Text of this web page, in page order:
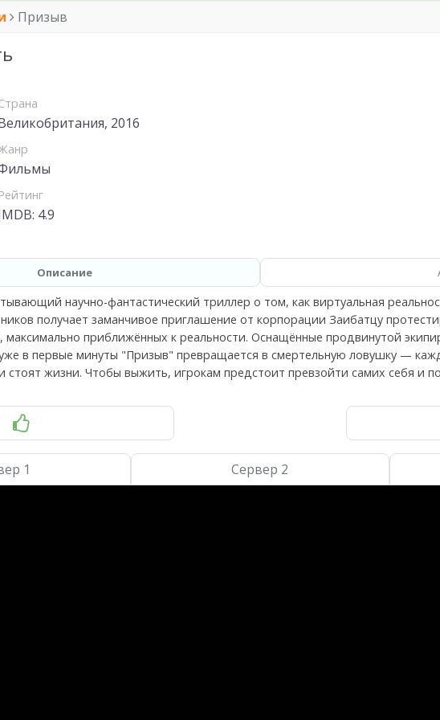
Призыв
2016
Рейтинг
4.9
Описание
научно-фантастический триллер о том, как виртуальная
получает заманчивое приглашение от корпорации Заибатцу
максимально приближённых к реальности. Оснащённые продвинутой
в первые минуты "Призыв" превращается в смертельную ловушку —
жизни. Чтобы выжить, игрокам предстоит превзойти самих себя и
1 Сервер 2